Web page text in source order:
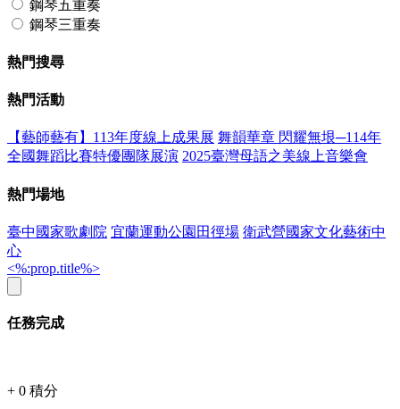
鋼琴五重奏
鋼琴三重奏
熱門搜尋
熱門活動
【藝師藝有】113年度線上成果展 舞韻華章 閃耀無垠─114年
全國舞蹈比賽特優團隊展演 2025臺灣母語之美線上音樂會
熱門場地
臺中國家歌劇院 宜蘭運動公園田徑場 衛武營國家文化藝術中
心
<%:prop.title%>
任務完成
+ 0 積分